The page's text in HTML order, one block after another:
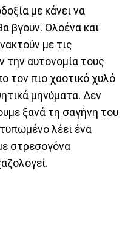
με κάνει να
βγουν. Ολοένα και
με τις
την αυτονομία τους
τον πιο χαοτικό χυλό
μηνύματα. Δεν
ξανά τη σαγήνη του
λέει ένα
στρεσογόνα